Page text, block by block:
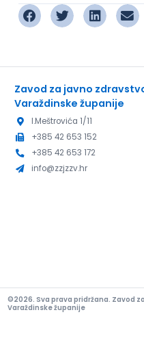
Zavod za javno
Varaždinske županije
I.Meštrovića 1/11
+385 42 653 152
+385 42 653 172
info@zzjzzv.hr
©2026. Sva prava pridržana. Zavod
Varaždinske županije